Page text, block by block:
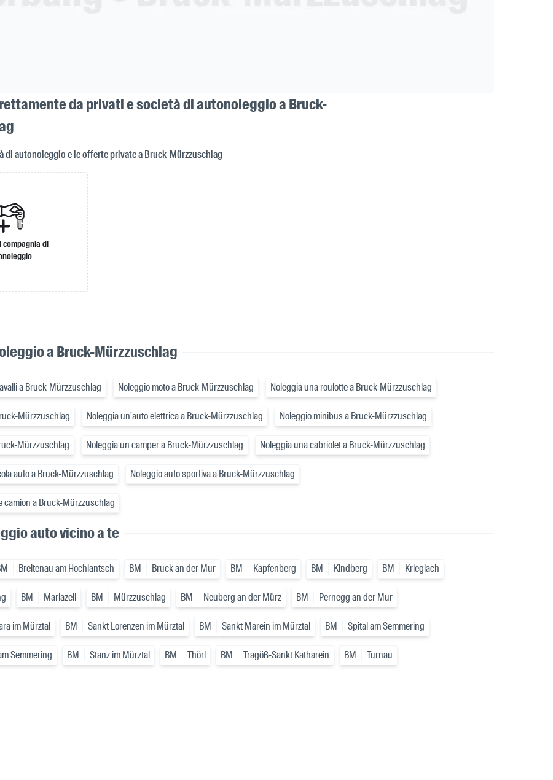
da privati e società di autonoleggio a Bruck-
di autonoleggio e le offerte private a Bruck-Mürzzuschlag
compagnia di
a Bruck-Mürzzuschlag
a Bruck-Mürzzuschlag Noleggio moto a Bruck-Mürzzuschlag Noleggia una roulotte a Bruck-Mürzzuschlag
Mürzzuschlag Noleggia un'auto elettrica a Bruck-Mürzzuschlag Noleggio minibus a Bruck-Mürzzuschlag
Mürzzuschlag Noleggia un camper a Bruck-Mürzzuschlag Noleggia una cabriolet a Bruck-Mürzzuschlag
auto a Bruck-Mürzzuschlag Noleggio auto sportiva a Bruck-Mürzzuschlag
camion a Bruck-Mürzzuschlag
auto vicino a te
Breitenau am Hochlantsch BM Bruck an der Mur BM Kapfenberg BM Kindberg BM Krieglach
BM Mariazell BM Mürzzuschlag BM Neuberg an der Mürz BM Pernegg an der Mur
im Mürztal BM Sankt Lorenzen im Mürztal BM Sankt Marein im Mürztal BM Spital am Semmering
Semmering BM Stanz im Mürztal BM Thörl BM Tragöß-Sankt Katharein BM Turnau